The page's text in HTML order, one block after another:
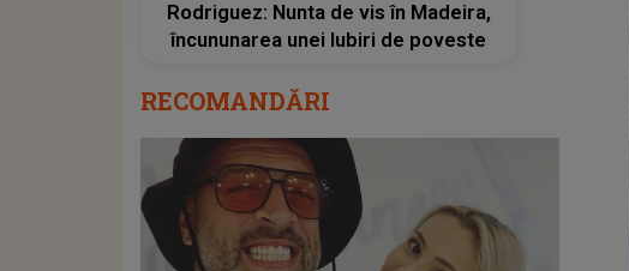
Rodriguez: Nunta de vis în Madeira,
încununarea unei Iubiri de poveste
RECOMANDĂRI